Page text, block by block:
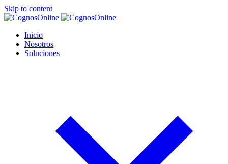
Skip to content
Inicio
Nosotros
Soluciones